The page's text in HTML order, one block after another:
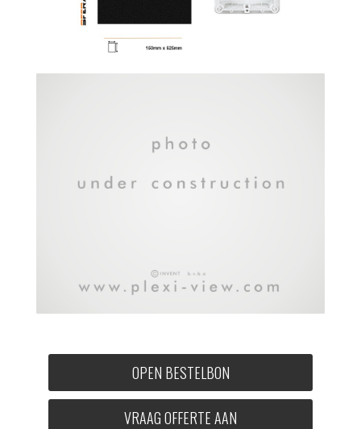
OPEN BESTELBON
VRAAG OFFERTE AAN